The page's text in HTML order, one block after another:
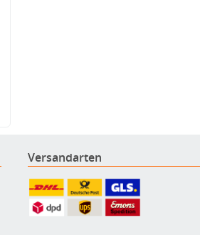
Versandarten